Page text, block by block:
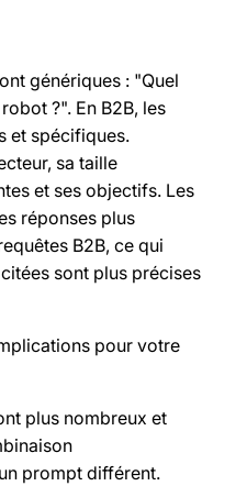
génériques : "Quel
?". En B2B, les
et spécifiques.
sa taille
et ses objectifs. Les
réponses plus
B2B, ce qui
sont plus précises
pour votre
plus nombreux et
prompt différent.